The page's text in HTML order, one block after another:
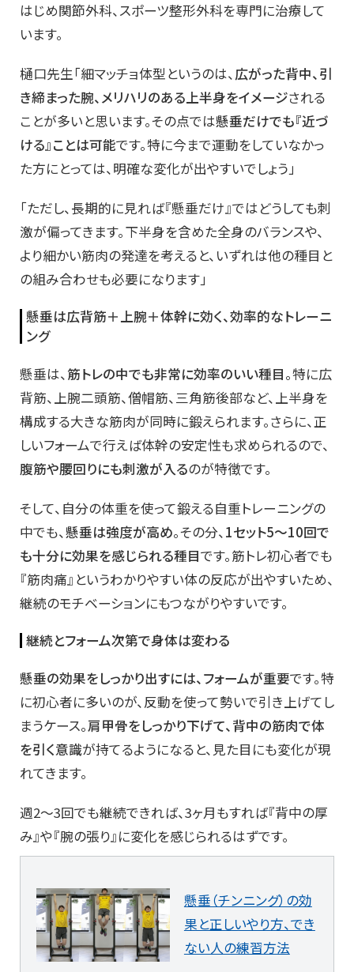
はじめ関節外科、スポーツ整形外科を専門に治療して
います。
樋口先生「細マッチョ体型というのは、広がった背中、引
き締まった腕、メリハリのある上半身をイメージされる
ことが多いと思います。その点では懸垂だけでも『近づ
ける』ことは可能です。特に今まで運動をしていなかっ
た方にとっては、明確な変化が出やすいでしょう」
「ただし、長期的に見れば『懸垂だけ』ではどうしても刺
激が偏ってきます。下半身を含めた全身のバランスや、
より細かい筋肉の発達を考えると、いずれは他の種目と
の組み合わせも必要になります」
懸垂は広背筋＋上腕＋体幹に効く、効率的なトレーニ
ング
懸垂は、筋トレの中でも非常に効率のいい種目。特に広
背筋、上腕二頭筋、僧帽筋、三角筋後部など、上半身を
構成する大きな筋肉が同時に鍛えられます。さらに、正
しいフォームで行えば体幹の安定性も求められるので、
腹筋や腰回りにも刺激が入るのが特徴です。
そして、自分の体重を使って鍛える自重トレーニングの
中でも、懸垂は強度が高め。その分、1セット5〜10回で
も十分に効果を感じられる種目です。筋トレ初心者でも
『筋肉痛』というわかりやすい体の反応が出やすいため、
継続のモチベーションにもつながりやすいです。
継続とフォーム次第で身体は変わる
懸垂の効果をしっかり出すには、フォームが重要です。特
に初心者に多いのが、反動を使って勢いで引き上げてし
まうケース。肩甲骨をしっかり下げて、背中の筋肉で体
を引く意識が持てるようになると、見た目にも変化が現
れてきます。
週2〜3回でも継続できれば、3ヶ月もすれば『背中の厚
み』や『腕の張り』に変化を感じられるはずです。
懸垂（チンニング）の効
果と正しいやり方、でき
ない人の練習方法